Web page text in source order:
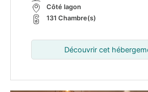
Côté lagon
131 Chambre(s)
Découvrir cet